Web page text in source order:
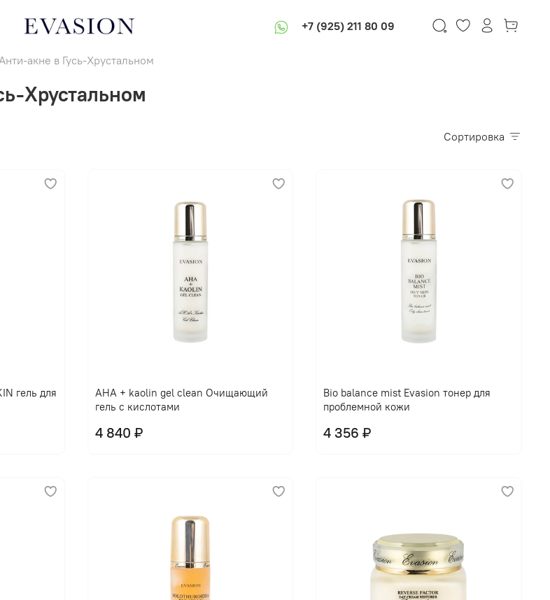
+7 (925) 211 80 09
акне в Гусь-Хрустальном
Хрустальном
Сортировка
гель для
AHA + kaolin gel clean Очищающий
гель с кислотами
4 840 ₽
Bio balance mist Evasion тонер для
проблемной кожи
4 356 ₽